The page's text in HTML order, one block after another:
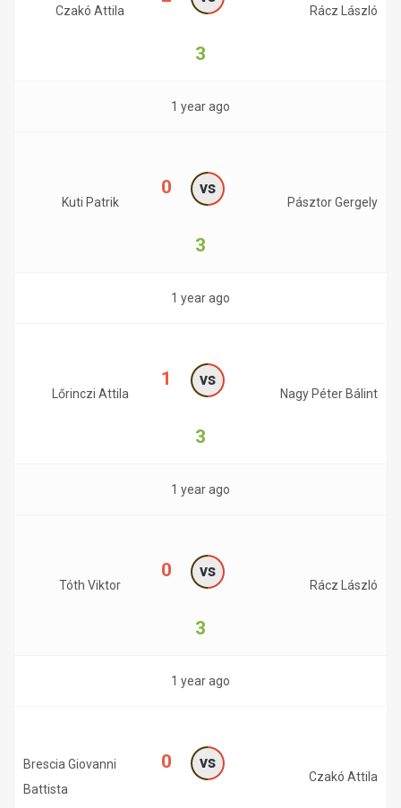
Czakó Attila
3
Rácz László
1 year ago
Kuti Patrik
0 vs
3
Pásztor Gergely
1 year ago
Lőrinczi Attila
1 vs
3
Nagy Péter Bálint
1 year ago
Tóth Viktor
0 vs
3
Rácz László
1 year ago
Brescia Giovanni
Battista
0 vs
Czakó Attila